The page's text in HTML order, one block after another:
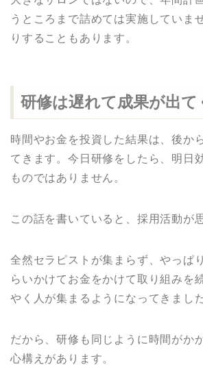
うところまで詰めては実施していま
りすることもあります。
研修は遅れて成果が出て
時間やお金を投資した結果は、後か
てきます。今日研修をしたら、明日
ものではありません。
この話を書いていると、採用活動が
全然セラピストが集まらず、やっぱ
らいかけてお金をかけて取り組みを
やく人が集まるようになってきました
だから、研修も同じように時間がか
心構えがあります。